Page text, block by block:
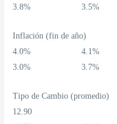
3.8% 3.5%
Inflación (fin
4.0%
3.0% 3.7%
Tipo de Cambio
12.90